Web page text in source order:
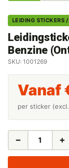
LEIDING STICKERS
Benzine
SKU: 1001269
Vanaf
per sticker (excl.
LEIDINGSTICKERS
− +